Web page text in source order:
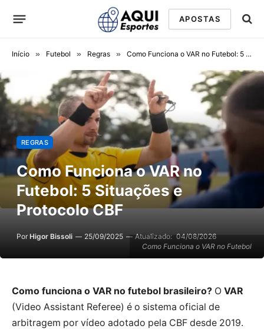
APOSTAS
Início » Futebol » Regras » Como Funciona o VAR no Futebol: 5 Situações e Protocolo CBF
Como Funciona o VAR no Futebol
REGRAS
Como Funciona o VAR no
Futebol: 5 Situações e
Protocolo CBF
Por Higor Bissoli 25/09/2025 Atualizado: 04/08/2026
Como funciona o VAR no futebol brasileiro? O VAR
(Video Assistant Referee) é o sistema oficial de
arbitragem por vídeo adotado pela CBF desde 2019.